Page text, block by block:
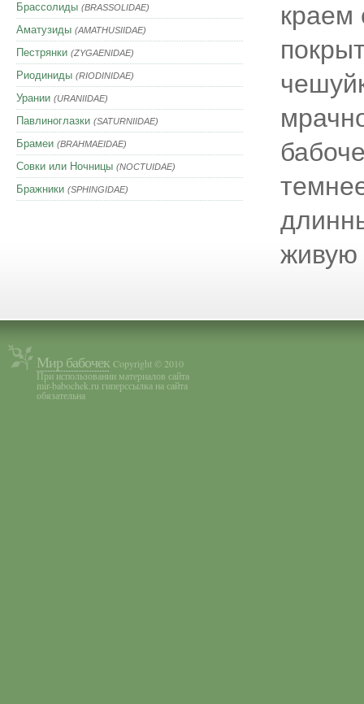
Брассолиды (BRASSOLIDAE)
Аматузиды (AMATHUSIIDAE)
Пестрянки (ZYGAENIDAE)
Риодиниды (RIODINIDAE)
Урании (URANIIDAE)
Павлиноглазки (SATURNIIDAE)
Брамеи (BRAHMAEIDAE)
Совки или Ночницы (NOCTUIDAE)
Бражники (SPHINGIDAE)
краем
живую
Мир бабочек Copyright © 2010
При использовании материалов сайта
mir-babochek.ru гиперссылка на сайта
обязательна